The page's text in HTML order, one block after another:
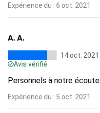
Expérience du : 6 oct. 2021
A. A.
14 oct. 2021
Avis vérifié
Personnels à notre écoute
Expérience du : 5 oct. 2021